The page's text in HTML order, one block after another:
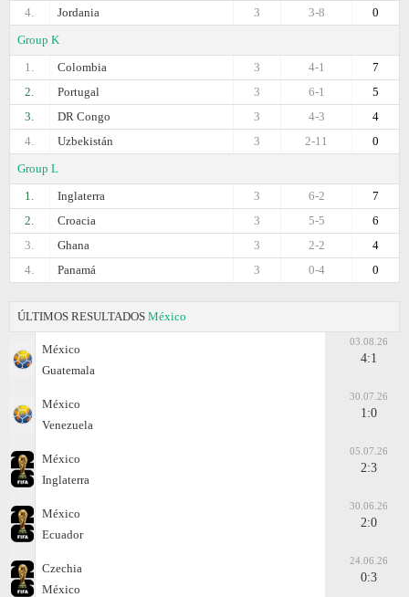
4.
Jordania 0
3-8
3
Group K
1.
Colombia 7
4-1
3
2.
Portugal 5
6-1
3
3.
DR Congo 4
4-3
3
4.
Uzbekistán 0
2-11
3
Group L
1.
Inglaterra 7
6-2
3
2.
Croacia 6
5-5
3
3.
Ghana 4
2-2
3
4.
Panamá 0
0-4
3
ÚLTIMOS RESULTADOS México
México
Guatemala
03.08.26
4:1
México
Venezuela
30.07.26
1:0
México
Inglaterra
05.07.26
2:3
México
Ecuador
30.06.26
2:0
Czechia
México
24.06.26
0:3